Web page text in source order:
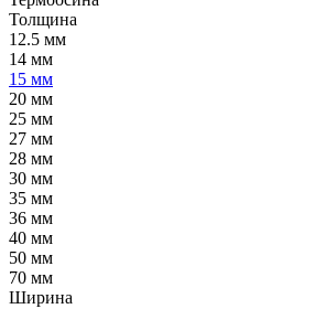
Толщина
12.5 мм
14 мм
15 мм
20 мм
25 мм
27 мм
28 мм
30 мм
35 мм
36 мм
40 мм
50 мм
70 мм
Ширина